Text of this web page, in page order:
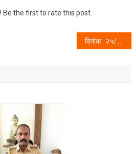
Be the first to rate this post.
दिनांक : २५/१०/२०२१ गुजरात पोलिसांच्या विविध प्रश्नांसंदर्भात गुजरात पोलिसांची सदिच्छा भेट.